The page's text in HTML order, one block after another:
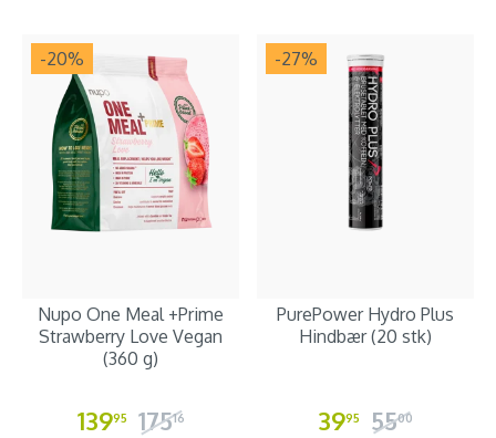
-20%
Nupo One Meal +Prime
Strawberry Love Vegan
(360 g)
13995 17516
-27%
PurePower Hydro Plus
Hindbær (20 stk)
3995 5500